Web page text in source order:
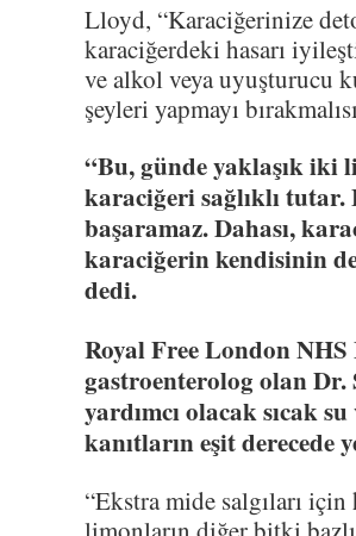
Lloyd, “Karaciğerinize
karaciğerdeki hasarı
ve alkol veya uyuşturucu
şeyleri yapmayı
“Bu, günde yaklaşık iki
karaciğeri sağlıklı
başaramaz. Dahası,
karaciğerin kendisinin
dedi.
Royal Free London
gastroenterolog olan
yardımcı olacak sıcak
kanıtların eşit derecede
“Ekstra mide salgıları